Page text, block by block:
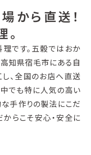
から直送！
です。五穀ではおか
知県宿毛市にある自
、全国のお店へ直送
中でも特に人気の高い
手作りの製法にこだ
らこそ安心・安全に